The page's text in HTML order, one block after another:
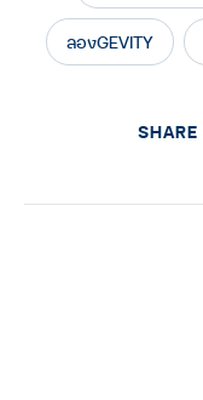
ลองGEVITY
SHARE